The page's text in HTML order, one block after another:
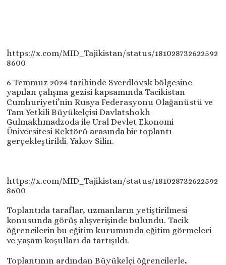
https://x.com/MID_Tajikistan/status/181028732622592
8600
6 Temmuz 2024 tarihinde Sverdlovsk bölgesine
yapılan çalışma gezisi kapsamında Tacikistan
Cumhuriyeti’nin Rusya Federasyonu Olağanüstü ve
Tam Yetkili Büyükelçisi Davlatshokh
Gulmakhmadzoda ile Ural Devlet Ekonomi
Üniversitesi Rektörü arasında bir toplantı
gerçekleştirildi. Yakov Silin.
https://x.com/MID_Tajikistan/status/181028732622592
8600
Toplantıda taraflar, uzmanların yetiştirilmesi
konusunda görüş alışverişinde bulundu. Tacik
öğrencilerin bu eğitim kurumunda eğitim görmeleri
ve yaşam koşulları da tartışıldı.
Toplantının ardından Büyükelçi öğrencilerle,